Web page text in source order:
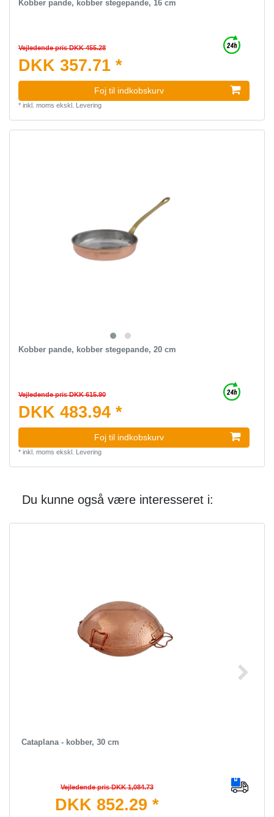
Kobber pande, kobber stegepande, 16 cm
Vejledende pris DKK 455.28
DKK 357.71 *
Foj til indkobskurv
* inkl. moms ekskl. Levering
Kobber pande, kobber stegepande, 20 cm
Vejledende pris DKK 615.90
DKK 483.94 *
Foj til indkobskurv
* inkl. moms ekskl. Levering
Du kunne også være interesseret i:
Cataplana - kobber, 30 cm
Vejledende pris DKK 1,084.73
DKK 852.29 *